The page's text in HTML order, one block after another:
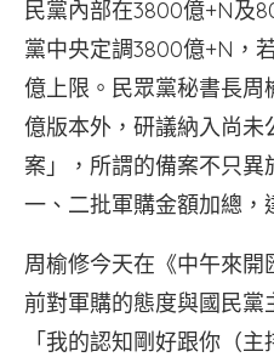
民黨內部在3800億+N及
黨中央定調3800億+N，
億上限。民眾黨秘書長周
億版本外，研議納入尚
案」，所謂的備案不只
一、二批軍購金額加總，
周榆修今天在《中午來開
前對軍購的態度與國民黨
「我的認知剛好跟你（